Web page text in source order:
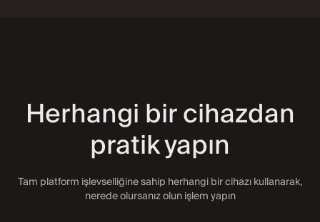
Forex
+22
Endeksler→
Herhangi bir cihazdan
pratik yapın
Tam platform işlevselliğine sahip herhangi bir cihazı kullanarak,
nerede olursanız olun işlem yapın